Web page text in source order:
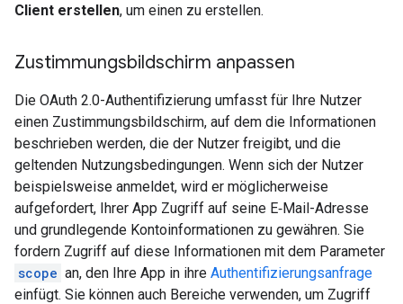
Client erstellen, um einen zu erstellen.
Zustimmungsbildschirm anpassen
Die OAuth 2.0-Authentifizierung umfasst für Ihre Nutzer
einen Zustimmungsbildschirm, auf dem die Informationen
beschrieben werden, die der Nutzer freigibt, und die
geltenden Nutzungsbedingungen. Wenn sich der Nutzer
beispielsweise anmeldet, wird er möglicherweise
aufgefordert, Ihrer App Zugriff auf seine E‑Mail-Adresse
und grundlegende Kontoinformationen zu gewähren. Sie
fordern Zugriff auf diese Informationen mit dem Parameter
scope an, den Ihre App in ihre Authentifizierungsanfrage
einfügt. Sie können auch Bereiche verwenden, um Zugriff